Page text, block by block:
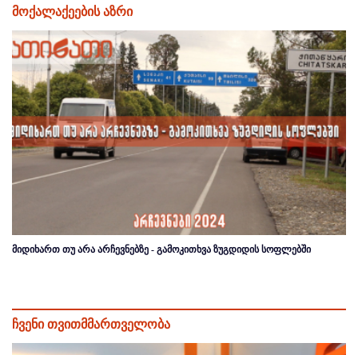
მოქალაქეების აზრი
მიდიხართ თუ არა არჩევნებზე - გამოკითხვა ზუგდიდის სოფლებში
ჩვენი თვითმმართველობა